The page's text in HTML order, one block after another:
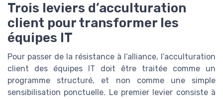
Trois leviers d’acculturation
client pour transformer les
équipes IT
Pour passer de la résistance à l’alliance, l’acculturation
client des équipes IT doit être traitée comme un
programme structuré, et non comme une simple
sensibilisation ponctuelle. Le premier levier consiste à